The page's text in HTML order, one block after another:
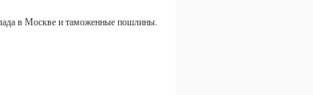
в Москве и таможенные пошлины.